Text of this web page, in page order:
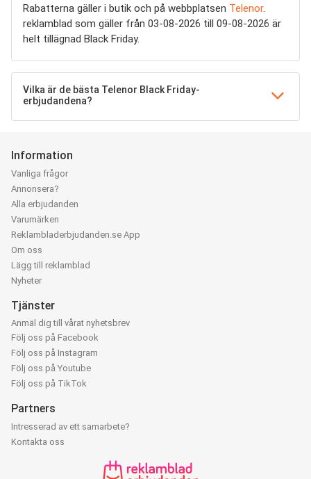
Rabatterna gäller i butik och på webbplatsen Telenor.
reklamblad som gäller från 03-08-2026 till 09-08-2026 är
helt tillägnad Black Friday.
Vilka är de bästa Telenor Black Friday-
erbjudandena?
Information
Vanliga frågor
Annonsera?
Alla erbjudanden
Varumärken
Reklambladerbjudanden.se App
Om oss
Lägg till reklamblad
Nyheter
Tjänster
Anmäl dig till vårat nyhetsbrev
Följ oss på Facebook
Följ oss på Instagram
Följ oss på Youtube
Följ oss på TikTok
Partners
Intresserad av ett samarbete?
Kontakta oss